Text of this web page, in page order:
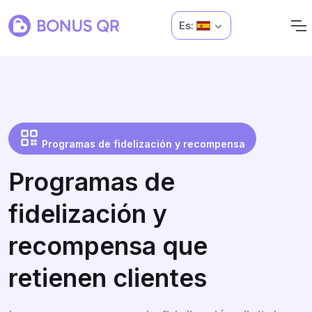
Es:
Programas de fidelización y recompensa
Programas de
fidelización y
recompensa que
retienen clientes